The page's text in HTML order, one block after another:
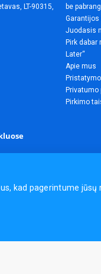
LT-90315,
be
Garantijos
Juodasis
Pirk dabar
Later“
Apie mus
Privatumo
Pirkimo
maisto papildai -
kad pagerintume